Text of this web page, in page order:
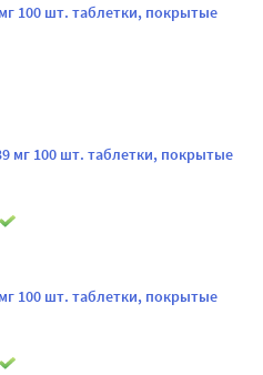
100 шт. таблетки, покрытые
мг 100 шт. таблетки, покрытые
100 шт. таблетки, покрытые